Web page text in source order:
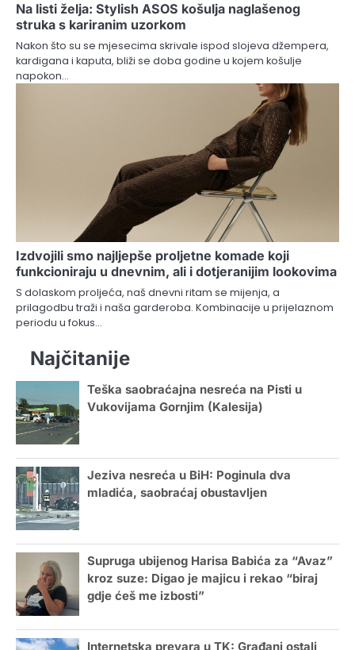
Na listi želja: Stylish ASOS košulja naglašenog
struka s kariranim uzorkom
Nakon što su se mjesecima skrivale ispod slojeva džempera,
kardigana i kaputa, bliži se doba godine u kojem košulje
napokon…
Izdvojili smo najljepše proljetne komade koji
funkcioniraju u dnevnim, ali i dotjeranijim lookovima
S dolaskom proljeća, naš dnevni ritam se mijenja, a
prilagodbu traži i naša garderoba. Kombinacije u prijelaznom
periodu u fokus…
Najčitanije
Teška saobraćajna nesreća na Pisti u
Vukovijama Gornjim (Kalesija)
Jeziva nesreća u BiH: Poginula dva
mladića, saobraćaj obustavljen
Supruga ubijenog Harisa Babića za “Avaz”
kroz suze: Digao je majicu i rekao “biraj
gdje ćeš me izbosti”
Internetska prevara u TK: Građani ostali